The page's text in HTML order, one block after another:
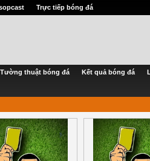
Trực tiếp bóng đá
Tường thuật bóng đá Kết quả bóng đá